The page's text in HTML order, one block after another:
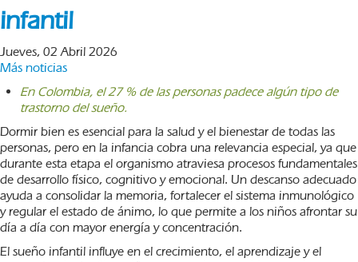
infantil
Jueves, 02 Abril 2026
Más noticias
En Colombia, el 27 % de las personas padece algún tipo de
trastorno del sueño.
Dormir bien es esencial para la salud y el bienestar de todas las
personas, pero en la infancia cobra una relevancia especial, ya que
durante esta etapa el organismo atraviesa procesos fundamentales
de desarrollo físico, cognitivo y emocional. Un descanso adecuado
ayuda a consolidar la memoria, fortalecer el sistema inmunológico
y regular el estado de ánimo, lo que permite a los niños afrontar su
día a día con mayor energía y concentración.
El sueño infantil influye en el crecimiento, el aprendizaje y el